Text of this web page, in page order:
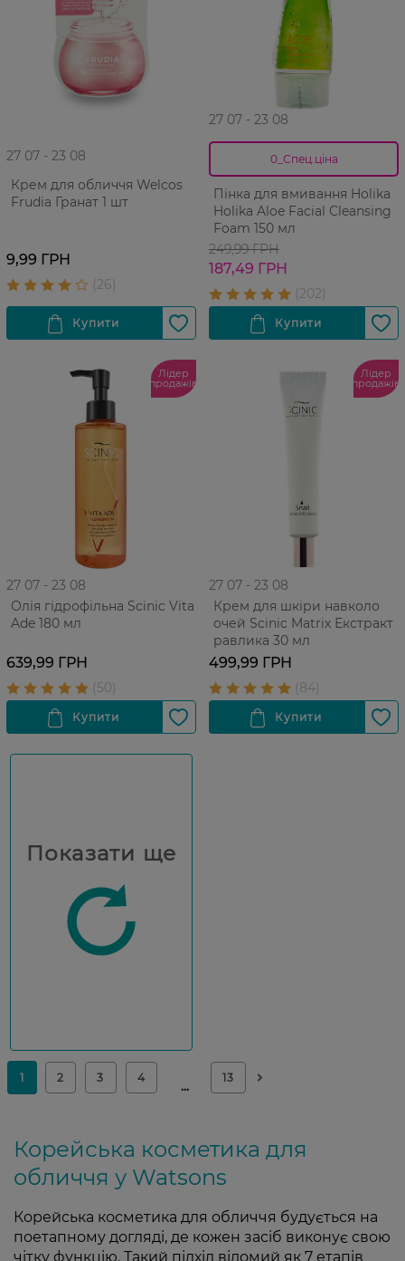
27 07 - 23 08
Крем для обличчя Welcos
Frudia Гранат 1 шт
9,99 ГРН
27 07 - 23 08
0_Спец.ціна
Пінка для вмивання Holika
Holika Aloe Facial Cleansing
Foam 150 мл
249,99 ГРН
187,49 ГРН
Лідер
продажів
27 07 - 23 08
Олія гідрофільна Scinic Vita
Ade 180 мл
639,99 ГРН
Лідер
продажів
27 07 - 23 08
Крем для шкіри навколо
очей Scinic Matrix Екстракт
равлика 30 мл
499,99 ГРН
Показати ще
Корейська косметика для
обличчя у Watsons
Корейська косметика для обличчя будується на
поетапному догляді, де кожен засіб виконує свою
чітку функцію. Такий підхід відомий як 7 етапів